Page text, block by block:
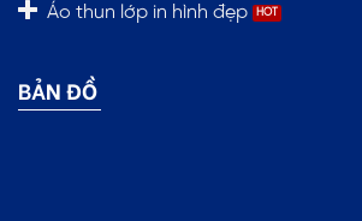
Áo thun lớp in hình đẹp
BẢN ĐỒ